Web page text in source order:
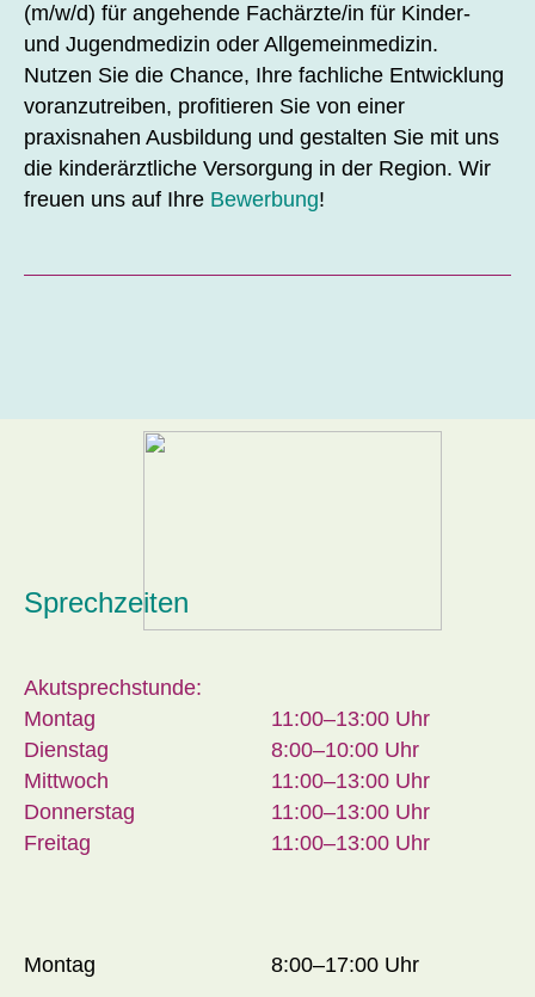
(m/w/d) für angehende Fachärzte/in für Kinder-
und Jugendmedizin oder Allgemeinmedizin.
Nutzen Sie die Chance, Ihre fachliche Entwicklung
voranzutreiben, profitieren Sie von einer
praxisnahen Ausbildung und gestalten Sie mit uns
die kinderärztliche Versorgung in der Region. Wir
freuen uns auf Ihre Bewerbung!
Sprechzeiten
Akutsprechstunde:
Montag
11:00–13:00 Uhr
Dienstag
8:00–10:00 Uhr
Mittwoch
11:00–13:00 Uhr
Donnerstag
11:00–13:00 Uhr
Freitag
11:00–13:00 Uhr
Montag 8:00–17:00 Uhr